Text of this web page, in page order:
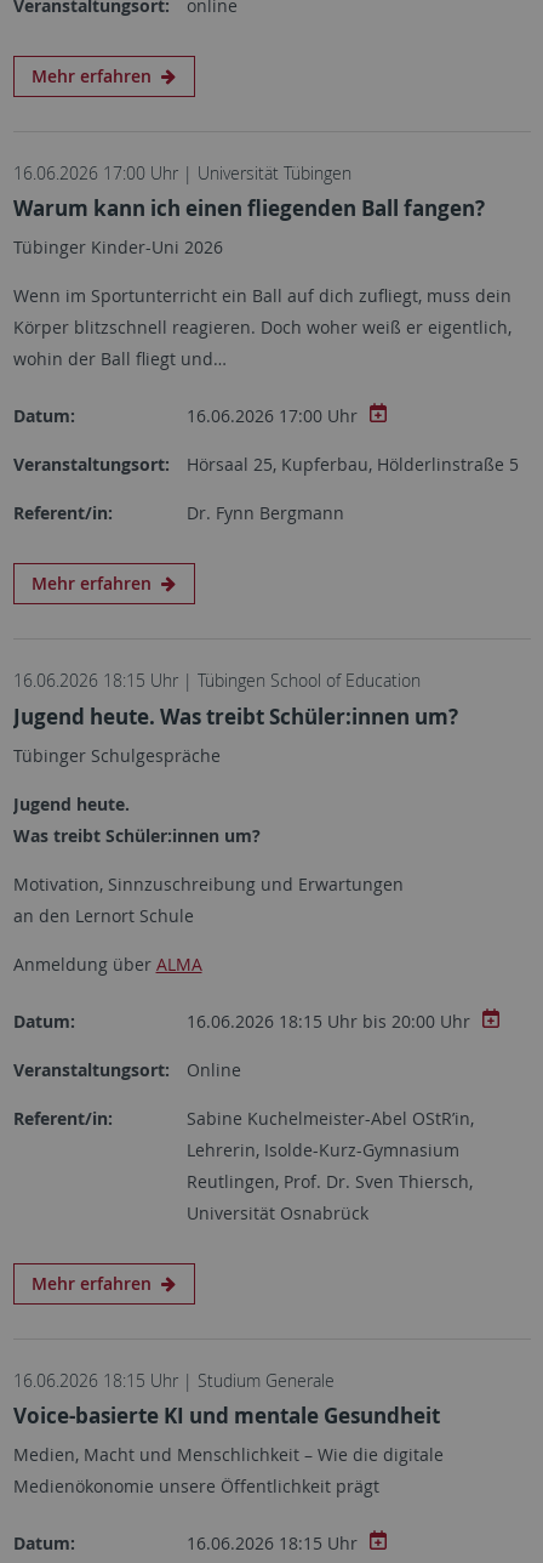
Veranstaltungsort: online
Mehr erfahren
16.06.2026 17:00 Uhr | Universität Tübingen
Warum kann ich einen fliegenden Ball fangen?
Tübinger Kinder-Uni 2026
Wenn im Sportunterricht ein Ball auf dich zufliegt, muss dein
Körper blitzschnell reagieren. Doch woher weiß er eigentlich,
wohin der Ball fliegt und…
Datum: 16.06.2026 17:00 Uhr
Veranstaltungsort: Hörsaal 25, Kupferbau, Hölderlinstraße 5
Referent/in: Dr. Fynn Bergmann
Mehr erfahren
16.06.2026 18:15 Uhr | Tübingen School of Education
Jugend heute. Was treibt Schüler:innen um?
Tübinger Schulgespräche
Jugend heute.
Was treibt Schüler:innen um?
Motivation, Sinnzuschreibung und Erwartungen
an den Lernort Schule
Anmeldung über ALMA
Datum: 16.06.2026 18:15 Uhr bis 20:00 Uhr
Veranstaltungsort: Online
Referent/in:
Sabine Kuchelmeister-Abel OStR’in,
Lehrerin, Isolde-Kurz-Gymnasium
Reutlingen, Prof. Dr. Sven Thiersch,
Universität Osnabrück
Mehr erfahren
16.06.2026 18:15 Uhr | Studium Generale
Voice-basierte KI und mentale Gesundheit
Medien, Macht und Menschlichkeit – Wie die digitale
Medienökonomie unsere Öffentlichkeit prägt
Datum: 16.06.2026 18:15 Uhr